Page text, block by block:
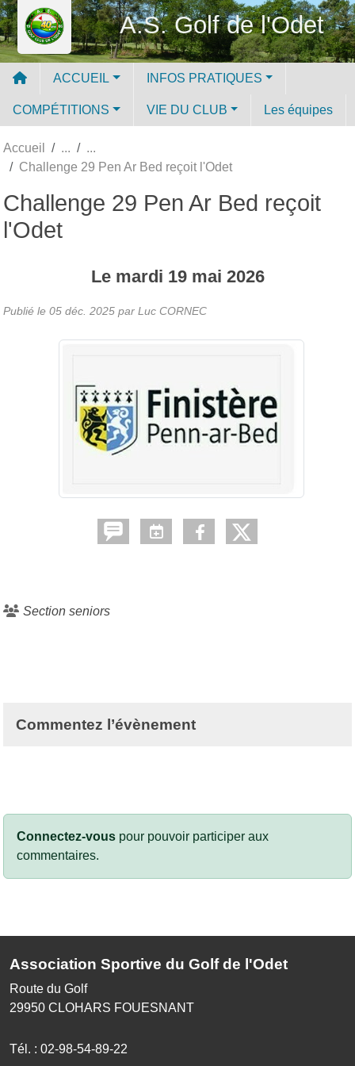
A.S. Golf de l'Odet
ACCUEIL INFOS PRATIQUES
COMPÉTITIONS VIE DU CLUB Les équipes
Accueil
Challenge 29 Pen Ar Bed reçoit l'Odet
Challenge 29 Pen Ar Bed reçoit
l'Odet
Le mardi 19 mai 2026
Publié le 05 déc. 2025 par Luc CORNEC
Section seniors
Commentez l’évènement
Connectez-vous pour pouvoir participer aux
commentaires.
Association Sportive du Golf de l'Odet
Route du Golf
29950 CLOHARS FOUESNANT
Tél. : 02-98-54-89-22
Panneau de gestion des cookies